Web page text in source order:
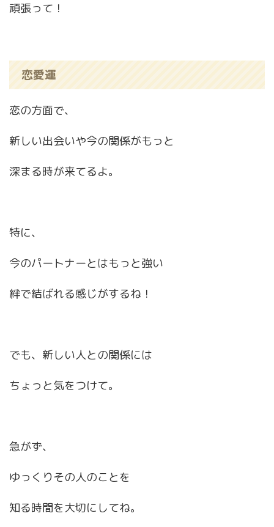
頑張って！
恋愛運
恋の方面で、
新しい出会いや今の関係がもっと
深まる時が来てるよ。
特に、
今のパートナーとはもっと強い
絆で結ばれる感じがするね！
でも、新しい人との関係には
ちょっと気をつけて。
急がず、
ゆっくりその人のことを
知る時間を大切にしてね。